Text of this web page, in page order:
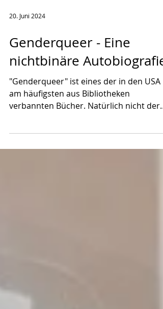
20. Juni 2024
nichtbinäre Autobiografie
"Genderqueer" ist eines der in den USA
verbannten Bücher. Natürlich nicht der
einzige, aber sicher ein...